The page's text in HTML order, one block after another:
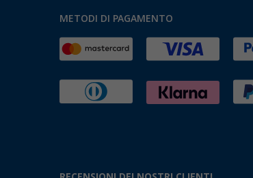
METODI DI PAGAMENTO